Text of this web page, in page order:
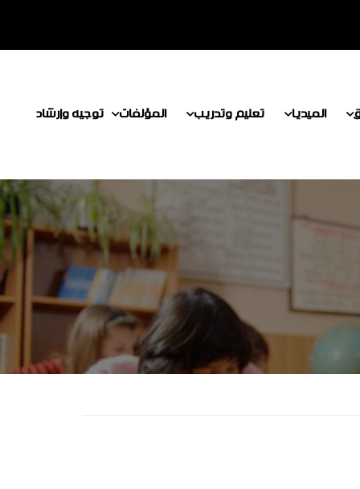
الميديا تعليم وتدريب المؤلفات توجيه وإرشاد